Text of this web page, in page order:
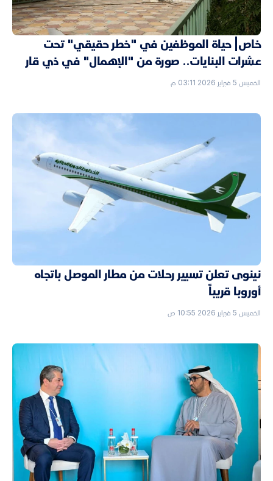
خاص| حياة الموظفين في "خطر حقيقي" تحت
عشرات البنايات.. صورة من "الإهمال" في ذي قار
الخميس 5 فبراير 2026 03:11 م
نينوى تعلن تسيير رحلات من مطار الموصل باتجاه
أوروبا قريباً
الخميس 5 فبراير 2026 10:55 ص